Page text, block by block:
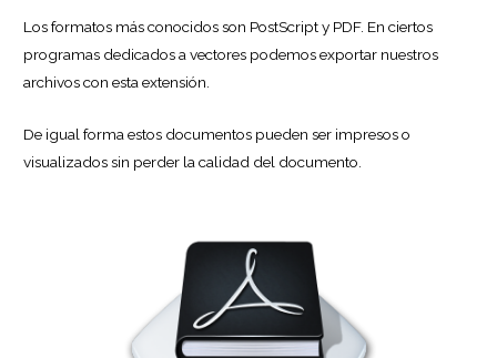
Los formatos más conocidos son PostScript y PDF. En ciertos
programas dedicados a vectores podemos exportar nuestros
archivos con esta extensión.
De igual forma estos documentos pueden ser impresos o
visualizados sin perder la calidad del documento.